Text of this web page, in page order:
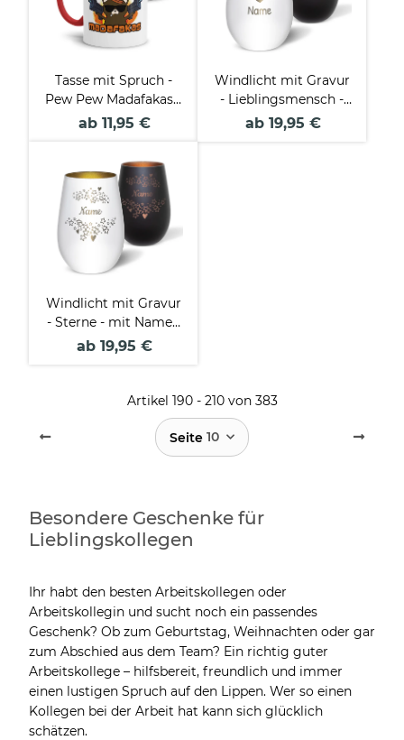
Tasse mit Spruch -
Pew Pew Madafakas -
Katze
ab 11,95 €
Windlicht mit Gravur
- Lieblingsmensch -
mit Name - inkl.
ab 19,95 €
Windlicht mit Gravur
- Sterne - mit Name -
inkl. Teelicht
ab 19,95 €
Artikel 190 - 210 von 383
Seite 10
Besondere Geschenke für
Lieblingskollegen
Ihr habt den besten Arbeitskollegen oder
Arbeitskollegin und sucht noch ein passendes
Geschenk? Ob zum Geburtstag, Weihnachten oder gar
zum Abschied aus dem Team? Ein richtig guter
Arbeitskollege – hilfsbereit, freundlich und immer
einen lustigen Spruch auf den Lippen. Wer so einen
Kollegen bei der Arbeit hat kann sich glücklich
schätzen.